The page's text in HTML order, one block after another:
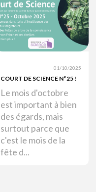
01/10/2025
COURT DE SCIENCE N°25 !
Le mois d'octobre
est important à bien
des égards, mais
surtout parce que
c'est le mois de la
fête d...